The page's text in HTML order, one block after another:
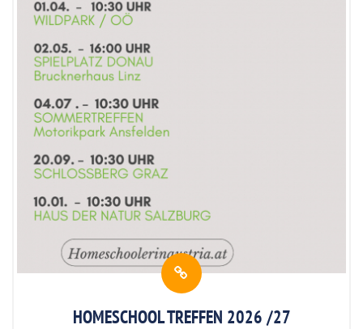
HOMESCHOOL TREFFEN 2026 /27